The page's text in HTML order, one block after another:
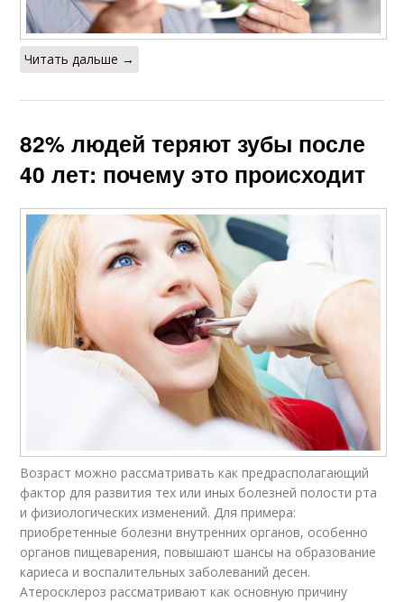
Читать дальше →
82% людей теряют зубы после
40 лет: почему это происходит
Возраст можно рассматривать как предрасполагающий
фактор для развития тех или иных болезней полости рта
и физиологических изменений. Для примера:
приобретенные болезни внутренних органов, особенно
органов пищеварения, повышают шансы на образование
кариеса и воспалительных заболеваний десен.
Атеросклероз рассматривают как основную причину